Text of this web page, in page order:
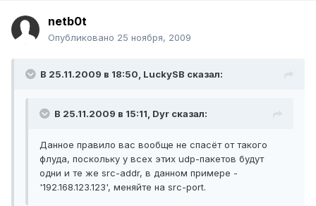
netb0t
Опубликовано 25 ноября, 2009
В 25.11.2009 в 18:50, LuckySB сказал:
В 25.11.2009 в 15:11, Dyr сказал:
Данное правило вас вообще не спасёт от такого
флуда, поскольку у всех этих udp-пакетов будут
одни и те же src-addr, в данном примере -
'192.168.123.123', меняйте на src-port.